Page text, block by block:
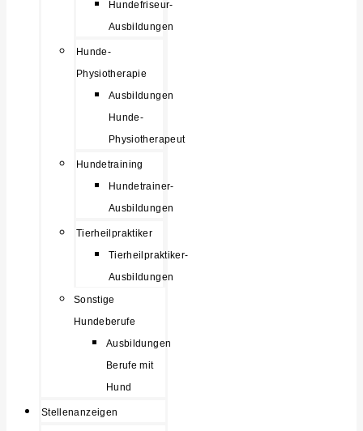
Hundefriseur-
Ausbildungen
Hunde-
Physiotherapie
Ausbildungen
Hunde-
Physiotherapeut
Hundetraining
Hundetrainer-
Ausbildungen
Tierheilpraktiker
Tierheilpraktiker-
Ausbildungen
Sonstige
Hundeberufe
Ausbildungen
Berufe mit
Hund
Stellenanzeigen